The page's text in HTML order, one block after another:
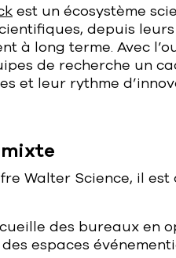
est un écosystème
depuis
à long terme. Avec
de recherche un
et leur rythme
Walter Science, il
des bureaux en
espaces